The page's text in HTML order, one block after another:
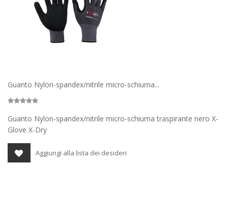
Guanto Nylon-spandex/nitrile micro-schiuma...
Guanto Nylon-spandex/nitrile micro-schiuma traspirante nero X-
Glove X-Dry
Aggiungi alla lista dei desideri